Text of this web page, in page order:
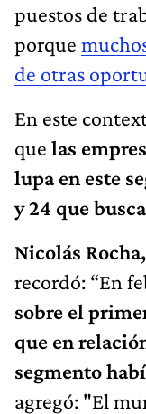
puestos de
porque
de otras
En este
que las
lupa en este
y 24 que
Nicolás Rocha,
recordó: “En
sobre el
que en
segmento
agregó: "El